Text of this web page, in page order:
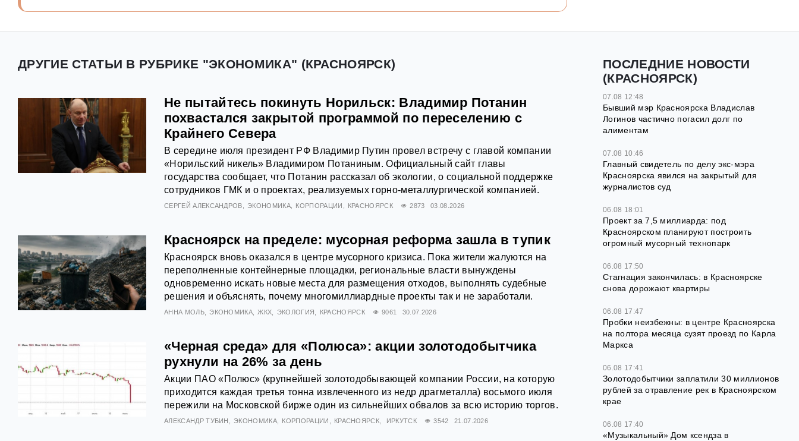
ДРУГИЕ СТАТЬИ В РУБРИКЕ "ЭКОНОМИКА" (КРАСНОЯРСК)
Не пытайтесь покинуть Норильск: Владимир Потанин
похвастался закрытой программой по переселению с
Крайнего Севера
В середине июля президент РФ Владимир Путин провел встречу с главой компании
«Норильский никель» Владимиром Потаниным. Официальный сайт главы
государства сообщает, что Потанин рассказал об экологии, о социальной поддержке
сотрудников ГМК и о проектах, реализуемых горно-металлургической компанией.
СЕРГЕЙ АЛЕКСАНДРОВ ЭКОНОМИКА КОРПОРАЦИИ КРАСНОЯРСК 2873 03.08.2026
Красноярск на пределе: мусорная реформа зашла в тупик
Красноярск вновь оказался в центре мусорного кризиса. Пока жители жалуются на
переполненные контейнерные площадки, региональные власти вынуждены
одновременно искать новые места для размещения отходов, выполнять судебные
решения и объяснять, почему многомиллиардные проекты так и не заработали.
АННА МОЛЬ ЭКОНОМИКА ЖКХ ЭКОЛОГИЯ КРАСНОЯРСК 9061 30.07.2026
«Черная среда» для «Полюса»: акции золотодобытчика
рухнули на 26% за день
Акции ПАО «Полюс» (крупнейшей золотодобывающей компании России, на которую
приходится каждая третья тонна извлеченного из недр драгметалла) восьмого июля
пережили на Московской бирже один из сильнейших обвалов за всю историю торгов.
АЛЕКСАНДР ТУБИН ЭКОНОМИКА КОРПОРАЦИИ КРАСНОЯРСК ИРКУТСК 3542 21.07.2026
ПОСЛЕДНИЕ НОВОСТИ
(КРАСНОЯРСК)
07.08 12:48
Бывший мэр Красноярска Владислав
Логинов частично погасил долг по
алиментам
07.08 10:46
Главный свидетель по делу экс-мэра
Красноярска явился на закрытый для
журналистов суд
06.08 18:01
Проект за 7,5 миллиарда: под
Красноярском планируют построить
огромный мусорный технопарк
06.08 17:50
Стагнация закончилась: в Красноярске
снова дорожают квартиры
06.08 17:47
Пробки неизбежны: в центре Красноярска
на полтора месяца сузят проезд по Карла
Маркса
06.08 17:41
Золотодобытчики заплатили 30 миллионов
рублей за отравление рек в Красноярском
крае
06.08 17:40
«Музыкальный» Дом ксендза в